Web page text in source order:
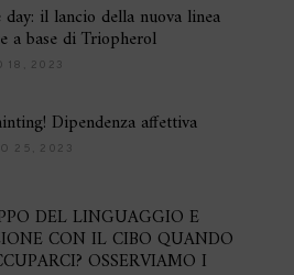
day: il lancio della nuova linea
a base di Triopherol
18, 2023
Dipendenza affettiva
25, 2023
DEL LINGUAGGIO E
CON IL CIBO QUANDO
OSSERVIAMO I